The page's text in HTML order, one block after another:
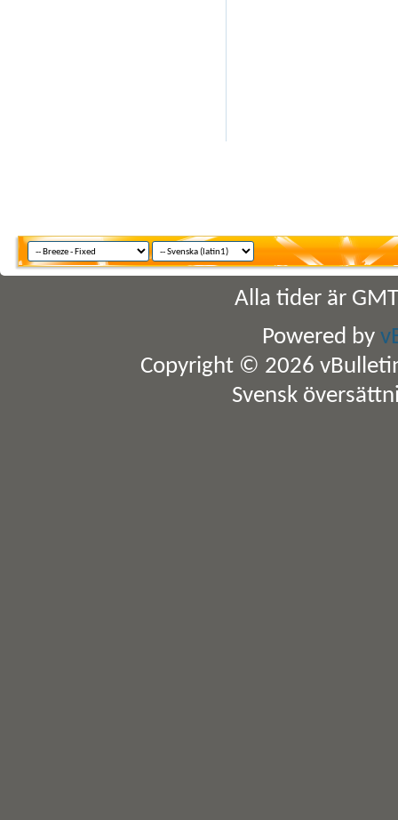
Alla tider är
Powered by
Copyright © 2026
Svensk